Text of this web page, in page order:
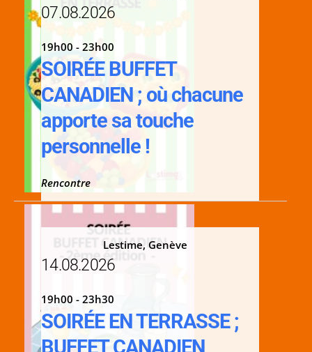
07.08.2026
19h00 - 23h00
SOIRÉE BUFFET
CANADIEN ; où chacune
apporte sa touche
personnelle !
Rencontre
Lestime, Genève
14.08.2026
19h00 - 23h30
SOIRÉE EN TERRASSE ;
BUFFET CANADIEN